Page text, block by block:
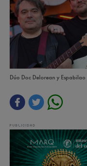
Dúo Doc Delorean y Espabilao